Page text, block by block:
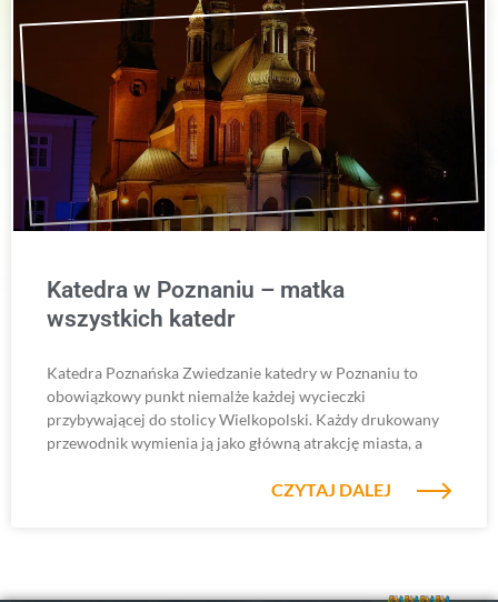
Katedra w Poznaniu – matka
wszystkich katedr
Katedra Poznańska Zwiedzanie katedry w Poznaniu to
obowiązkowy punkt niemalże każdej wycieczki
przybywającej do stolicy Wielkopolski. Każdy drukowany
przewodnik wymienia ją jako główną atrakcję miasta, a
CZYTAJ DALEJ